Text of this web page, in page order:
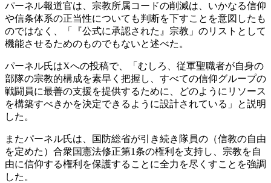
パーネル報道官は、宗教所属コードの削減は、いかなる信仰
や信条体系の正当性についても判断を下すことを意図したも
のではなく、「『公式に承認された』宗教」のリストとして
機能させるためのものでもないと述べた。
パーネル氏はXへの投稿で、「むしろ、従軍聖職者が自身の
部隊の宗教的構成を素早く把握し、すべての信仰グループの
戦闘員に最善の支援を提供するために、どのようにリソース
を構築すべきかを決定できるように設計されている」と説明
した。
またパーネル氏は、国防総省が引き続き隊員の（信教の自由
を定めた）合衆国憲法修正第1条の権利を支持し、宗教を自
由に信仰する権利を保護することに全力を尽くすことを強調
した。